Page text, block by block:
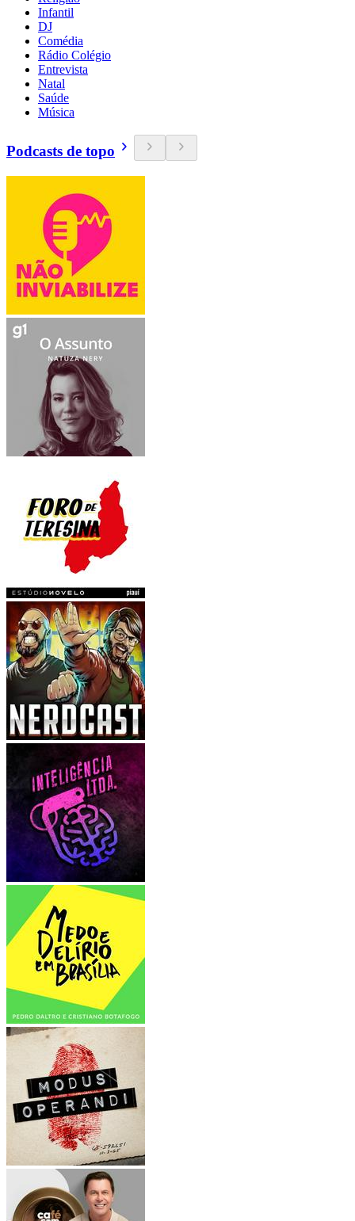
Infantil
DJ
Comédia
Rádio Colégio
Entrevista
Natal
Saúde
Música
Podcasts de topo